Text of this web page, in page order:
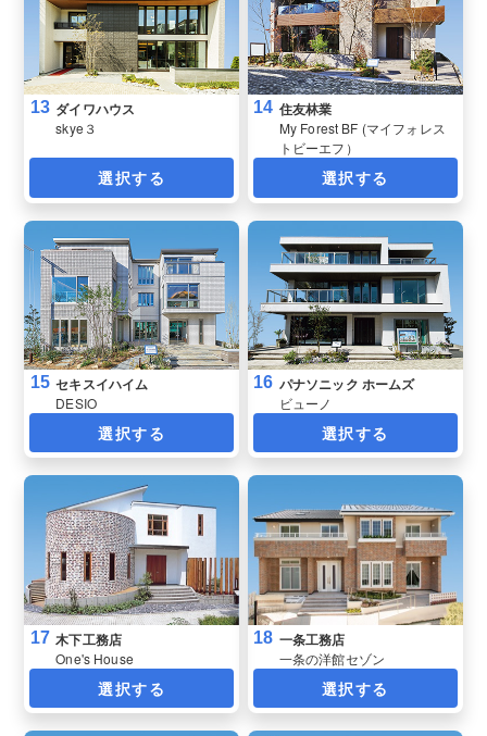
13 ダイワハウス
skye３
選択する
14 住友林業
My Forest BF (マイフォレス
トビーエフ）
選択する
15 セキスイハイム
DESIO
選択する
16 パナソニック ホームズ
ビューノ
選択する
17 木下工務店
One's House
選択する
18 一条工務店
一条の洋館セゾン
選択する